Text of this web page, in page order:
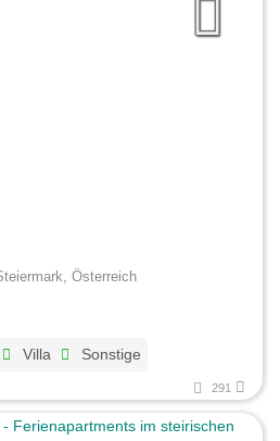
Österreich
Villa Sonstige
291